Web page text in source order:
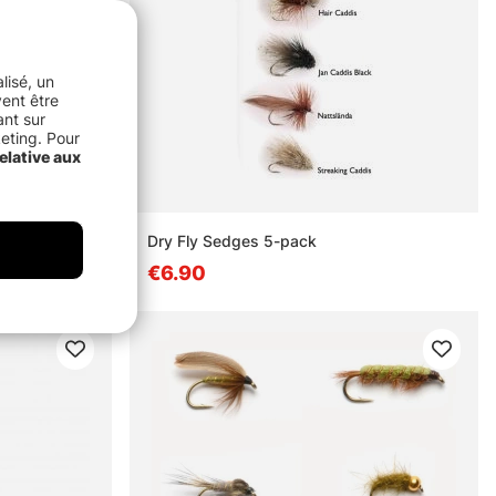
Dry Fly Sedges 5-pack
€6.90
un
être
sur
Pour
aux